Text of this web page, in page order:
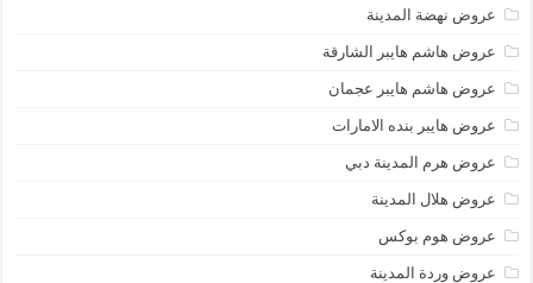
عروض نهضة المدينة
عروض هاشم هايبر الشارقة
عروض هاشم هايبر عجمان
عروض هايبر بنده الامارات
عروض هرم المدينة دبي
عروض هلال المدينة
عروض هوم بوكس
عروض وردة المدينة